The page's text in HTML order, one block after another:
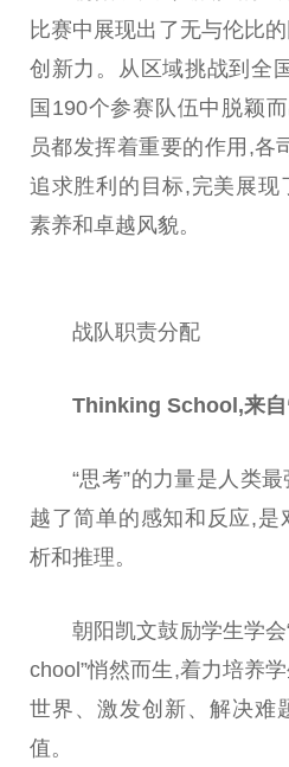
比赛中展现出了无与伦比
创新力。从区域挑战到全
国190个参赛队伍中脱颖
员都发挥着重要的作用,各
追求胜利的目标,完美展现
素养和卓越风貌。
战队职责分配
Thinking School,来自
“思考”的力量是人类
越了简单的感知和反应,是
析和推理。
朝阳凯文鼓励学生学会
chool”悄然而生,着力培养
世界、激发创新、解决难
值。